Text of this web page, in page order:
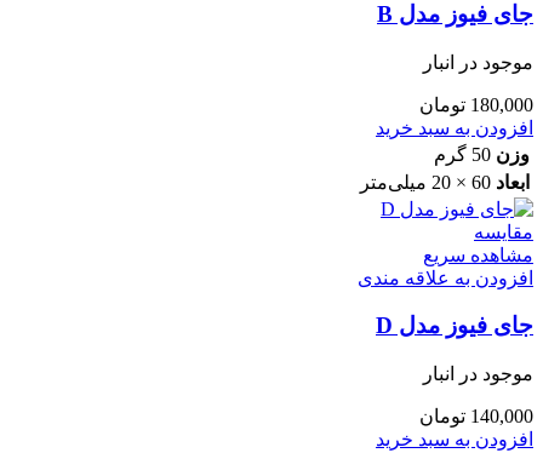
جای فیوز مدل B
موجود در انبار
180,000 تومان
افزودن به سبد خرید
وزن 50 گرم
ابعاد 60 × 20 میلی‌متر
مقایسه
مشاهده سریع
افزودن به علاقه مندی
جای فیوز مدل D
موجود در انبار
140,000 تومان
افزودن به سبد خرید